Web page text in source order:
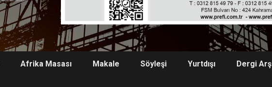
Afrika Masası Makale Söyleşi Yurtdışı Dergi